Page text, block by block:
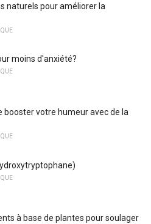
naturels pour améliorer la
moins d'anxiété?
booster votre humeur avec de la
à base de plantes pour soulager